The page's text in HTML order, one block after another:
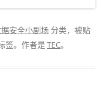
安全小剧场分类，被贴
签。 作者是TEC。